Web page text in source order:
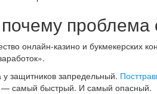
проблема
онлайн-казино и букмекерских
защитников запредельный.
— самый быстрый. И самый опасный.